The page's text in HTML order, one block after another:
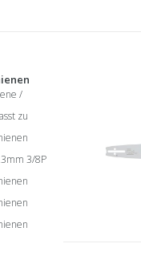
/
zu
3/8P